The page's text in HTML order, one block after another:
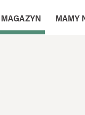
MAGAZYN MAMY